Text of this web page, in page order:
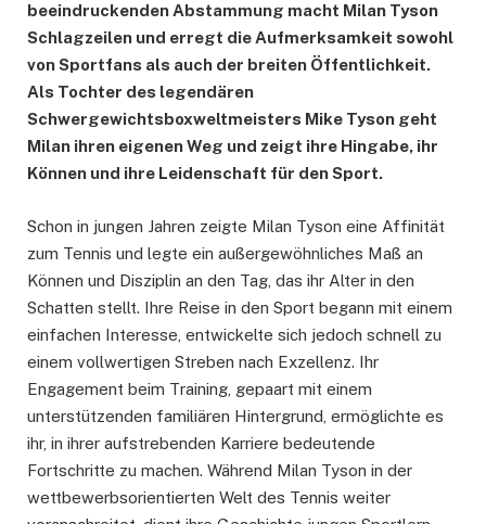
beeindruckenden Abstammung macht Milan Tyson
Schlagzeilen und erregt die Aufmerksamkeit sowohl
von Sportfans als auch der breiten Öffentlichkeit.
Als Tochter des legendären
Schwergewichtsboxweltmeisters Mike Tyson geht
Milan ihren eigenen Weg und zeigt ihre Hingabe, ihr
Können und ihre Leidenschaft für den Sport.
Schon in jungen Jahren zeigte Milan Tyson eine Affinität
zum Tennis und legte ein außergewöhnliches Maß an
Können und Disziplin an den Tag, das ihr Alter in den
Schatten stellt. Ihre Reise in den Sport begann mit einem
einfachen Interesse, entwickelte sich jedoch schnell zu
einem vollwertigen Streben nach Exzellenz. Ihr
Engagement beim Training, gepaart mit einem
unterstützenden familiären Hintergrund, ermöglichte es
ihr, in ihrer aufstrebenden Karriere bedeutende
Fortschritte zu machen. Während Milan Tyson in der
wettbewerbsorientierten Welt des Tennis weiter